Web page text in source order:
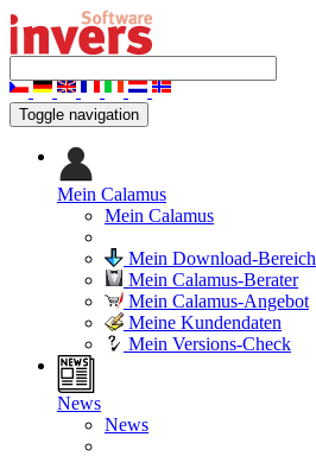
Toggle navigation
Mein Calamus
Mein Calamus
Mein Download-Bereich
Mein Calamus-Berater
Mein Calamus-Angebot
Meine Kundendaten
Mein Versions-Check
News
News